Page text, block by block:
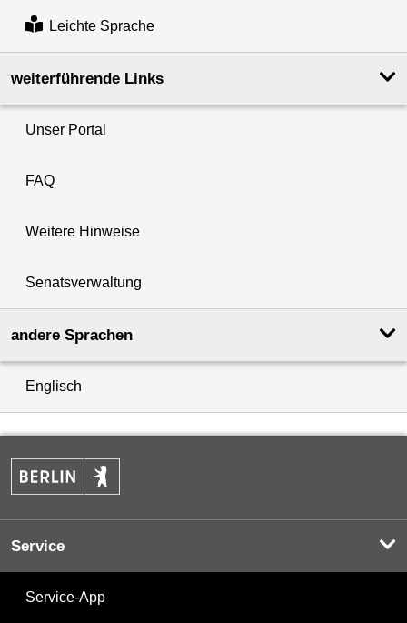
Leichte Sprache
weiterführende Links
Unser Portal
FAQ
Weitere Hinweise
Senatsverwaltung
andere Sprachen
Englisch
Service
Service-App